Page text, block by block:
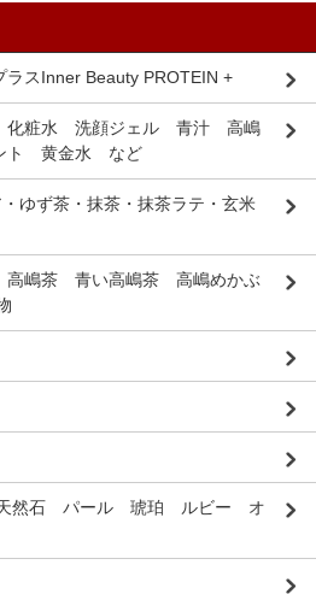
ラスInner Beauty PROTEIN +
】化粧水 洗顔ジェル 青汁 高嶋
ト 黄金水 など
ゆず茶・抹茶・抹茶ラテ・玄米
高嶋茶 青い高嶋茶 高嶋めかぶ
天然石 パール 琥珀 ルビー オ